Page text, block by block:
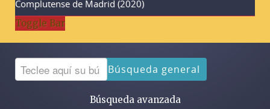
Complutense de Madrid (2020)
Toggle Bar
Búsqueda general
Búsqueda avanzada